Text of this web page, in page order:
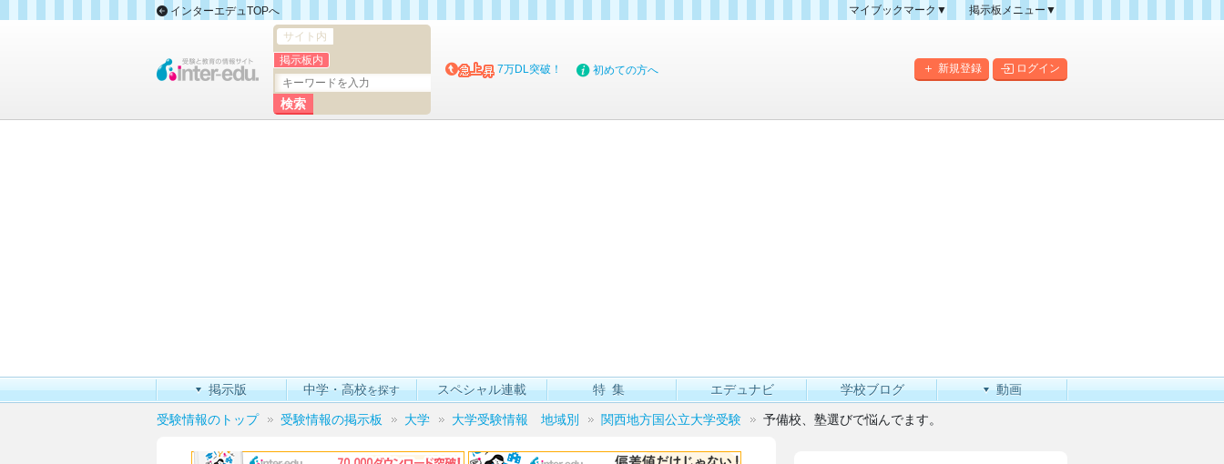
インターエデュTOPへ
マイブックマーク▼
掲示板メニュー▼
掲示板マップ
新規登録 ログイン
サイト内
掲示板内
7万DL突破！ 初めての方へ
掲示版 中学・高校を探す スペシャル連載 特集 エデュナビ 学校ブログ 動画
受験情報のトップ 受験情報の掲示板 大学 大学受験情報 地域別 関西地方国公立大学受験 予備校、塾選びで悩んでます。